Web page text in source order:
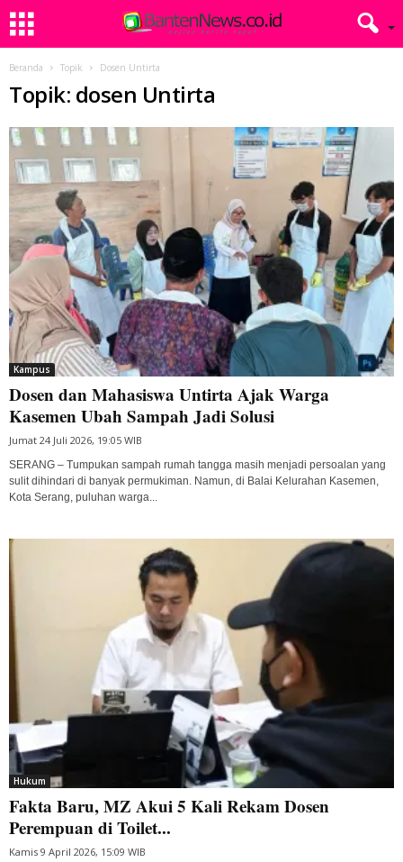
Beranda Topik Dosen Untirta
Topik: dosen Untirta
Kampus
Dosen dan Mahasiswa Untirta Ajak Warga
Kasemen Ubah Sampah Jadi Solusi
Jumat 24 Juli 2026, 19:05 WIB
SERANG – Tumpukan sampah rumah tangga masih menjadi persoalan yang
sulit dihindari di banyak permukiman. Namun, di Balai Kelurahan Kasemen,
Kota Serang, puluhan warga...
Hukum
Fakta Baru, MZ Akui 5 Kali Rekam Dosen
Perempuan di Toilet...
Kamis 9 April 2026, 15:09 WIB